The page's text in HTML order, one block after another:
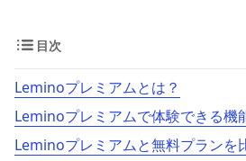
目次
Leminoプレミアムとは？
Leminoプレミアムで体験できる機
Leminoプレミアムと無料プランを